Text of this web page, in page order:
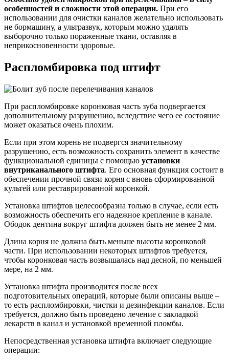
особенностей и сложности этой операции. При его
использовании для очистки каналов желательно использовать
не бормашину, а ультразвук, которым можно удалять
выборочно только пораженные ткани, оставляя в
неприкосновенности здоровые.
Распломбировка под штифт
При распломбировке коронковая часть зуба подвергается
дополнительному разрушению, вследствие чего ее состояние
может оказаться очень плохим.
Если при этом корень не подвергся значительному
разрушению, есть возможность сохранить элемент в качестве
функциональной единицы с помощью установки
внутриканального штифта. Его основная функция состоит в
обеспечении прочной связи корня с вновь сформированной
культей или реставрированной коронкой.
Установка штифтов целесообразна только в случае, если есть
возможность обеспечить его надежное крепление в канале.
Ободок дентина вокруг штифта должен быть не менее 2 мм.
Длина корня не должна быть меньше высоты коронковой
части. При использовании некоторых штифтов требуется,
чтобы коронковая часть возвышалась над десной, по меньшей
мере, на 2 мм.
Установка штифта производится после всех
подготовительных операций, которые были описаны выше –
то есть распломбировки, чистки и дезинфекции каналов. Если
требуется, должно быть проведено лечение с закладкой
лекарств в канал и установкой временной пломбы.
Непосредственная установка штифта включает следующие
операции: